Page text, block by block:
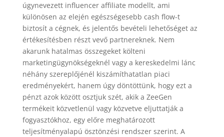
úgynevezett influencer affiliate modellt, ami
különösen az elején egészségesebb cash flow-t
biztosít a cégnek, és jelentős bevételi lehetőséget az
értékesítésben részt vevő partnereknek. Nem
akarunk hatalmas összegeket költeni
marketingügynökségeknél vagy a kereskedelmi lánc
néhány szereplőjénél kiszámíthatatlan piaci
eredményekért, hanem úgy döntöttünk, hogy ezt a
pénzt azok között osztjuk szét, akik a ZeeGen
termékeit közvetlenül vagy közvetve eljuttatják a
fogyasztókhoz, egy előre meghatározott
teljesítményalapú ösztönzési rendszer szerint. A